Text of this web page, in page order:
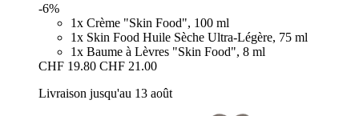
-6%
1x Crème "Skin Food", 100 ml
1x Skin Food Huile Sèche Ultra-Légère, 75 ml
1x Baume à Lèvres "Skin Food", 8 ml
CHF 19.80 CHF 21.00
Livraison jusqu'au 13 août